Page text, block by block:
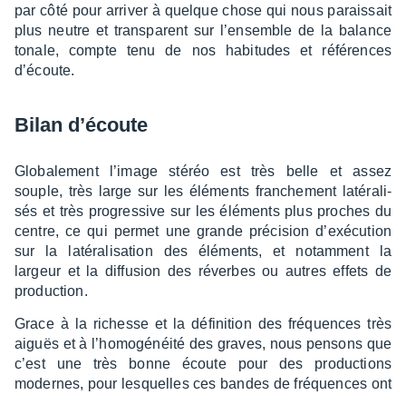
par côté pour arri­ver à quelque chose qui nous parais­sait
plus neutre et trans­pa­rent sur l’en­semble de la balance
tonale, compte tenu de nos habi­tudes et réfé­rences
d’écoute.
Bilan d’écoute
Globa­le­ment l’image stéréo est très belle et assez
souple, très large sur les éléments fran­che­ment laté­ra­li­
sés et très progres­sive sur les éléments plus proches du
centre, ce qui permet une grande préci­sion d’exé­cu­tion
sur la laté­ra­li­sa­tion des éléments, et notam­ment la
largeur et la diffu­sion des réverbes ou autres effets de
produc­tion.
Grace à la richesse et la défi­ni­tion des fréquences très
aiguës et à l’ho­mo­gé­néité des graves, nous pensons que
c’est une très bonne écoute pour des produc­tions
modernes, pour lesquelles ces bandes de fréquences ont